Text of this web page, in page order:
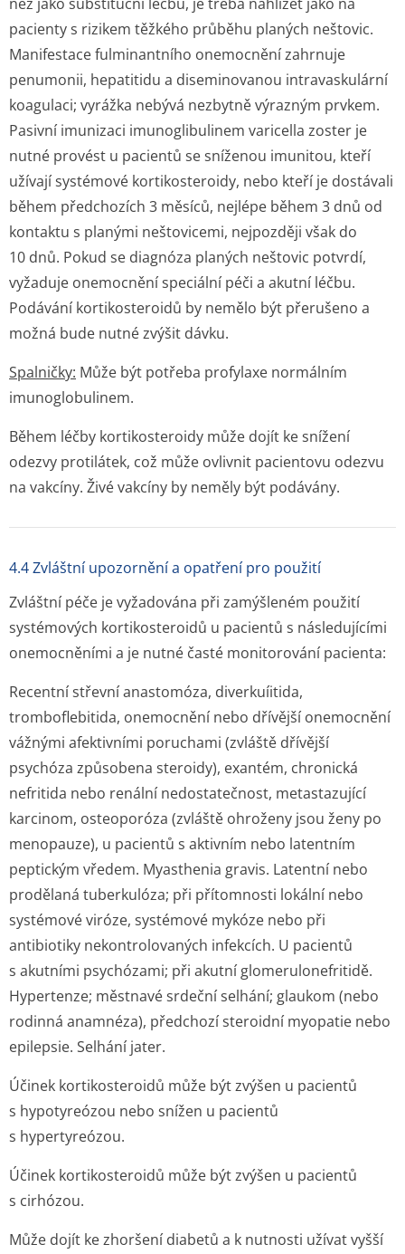
pacienty s rizikem těžkého průběhu planých neštovic.
Manifestace fulminantního onemocnění zahrnuje
penumonii, hepatitidu a diseminovanou intravaskulární
koagulaci; vyrážka nebývá nezbytně výrazným prvkem.
Pasivní imunizaci imunoglibulinem varicella zoster je
nutné provést u pacientů se sníženou imunitou, kteří
užívají systémové kortikosteroidy, nebo kteří je dostávali
během předchozích 3 měsíců, nejlépe během 3 dnů od
kontaktu s planými neštovicemi, nejpozději však do
10 dnů. Pokud se diagnóza planých neštovic potvrdí,
vyžaduje onemocnění speciální péči a akutní léčbu.
Podávání kortikosteroidů by nemělo být přerušeno a
možná bude nutné zvýšit dávku.
Spalničky: Může být potřeba profylaxe normálním
imunoglobulinem.
Během léčby kortikosteroidy může dojít ke snížení
odezvy protilátek, což může ovlivnit pacientovu odezvu
na vakcíny. Živé vakcíny by neměly být podávány.
4.4 Zvláštní upozornění a opatření pro použití
Zvláštní péče je vyžadována při zamýšleném použití
systémových kortikosteroidů u pacientů s následujícími
onemocněními a je nutné časté monitorování pacienta:
Recentní střevní anastomóza, diverkuíitida,
tromboflebitida, onemocnění nebo dřívější onemocnění
vážnými afektivními poruchami (zvláště dřívější
psychóza způsobena steroidy), exantém, chronická
nefritida nebo renální nedostatečnost, metastazující
karcinom, osteoporóza (zvláště ohroženy jsou ženy po
menopauze), u pacientů s aktivním nebo latentním
peptickým vředem. Myasthenia gravis. Latentní nebo
prodělaná tuberkulóza; při přítomnosti lokální nebo
systémové viróze, systémové mykóze nebo při
antibiotiky nekontrolovaných infekcích. U pacientů
s akutními psychózami; při akutní glomerulonefritidě.
Hypertenze; městnavé srdeční selhání; glaukom (nebo
rodinná anamnéza), předchozí steroidní myopatie nebo
epilepsie. Selhání jater.
Účinek kortikosteroidů může být zvýšen u pacientů
s hypotyreózou nebo snížen u pacientů
s hypertyreózou.
Účinek kortikosteroidů může být zvýšen u pacientů
s cirhózou.
Může dojít ke zhoršení diabetů a k nutnosti užívat vyšší